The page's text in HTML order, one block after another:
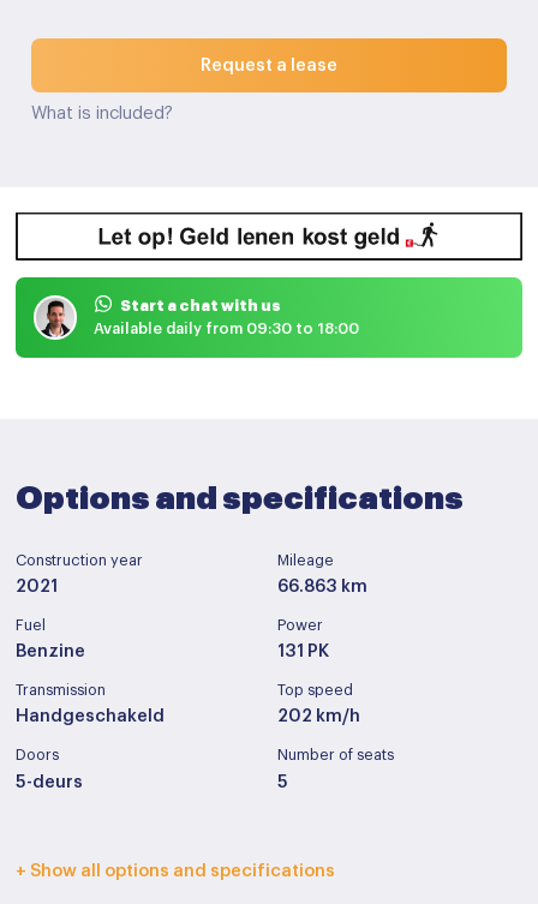
Request a lease
What is included?
Start a chat with us
Available daily from 09:30 to 18:00
Options and specifications
Construction year
2021
Mileage
66.863 km
Fuel
Benzine
Power
131 PK
Transmission
Handgeschakeld
Top speed
202 km/h
Doors
5-deurs
Number of seats
5
Interior color Upholstery
+ Show all options and specifications